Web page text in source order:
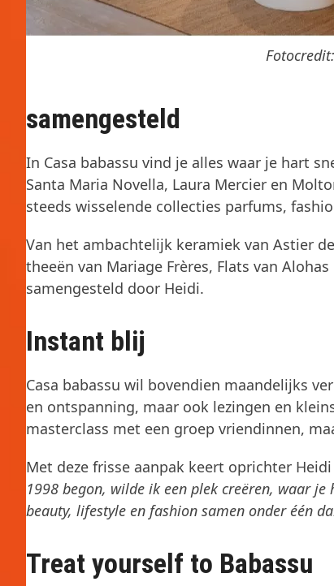
samengesteld
In Casa babassu vind je alles waar je hart
Santa Maria Novella, Laura Mercier en
steeds wisselende collecties parfums,
Van het ambachtelijk keramiek van Astier
theeën van Mariage Frères, Flats van
samengesteld door Heidi.
Instant blij
Casa babassu wil bovendien maandelijks
en ontspanning, maar ook lezingen en
masterclass met een groep vriendinnen,
Met deze frisse aanpak keert oprichter
1998 begon, wilde ik een plek creëren, waar
beauty, lifestyle en fashion samen onder één
Treat yourself to Babassu